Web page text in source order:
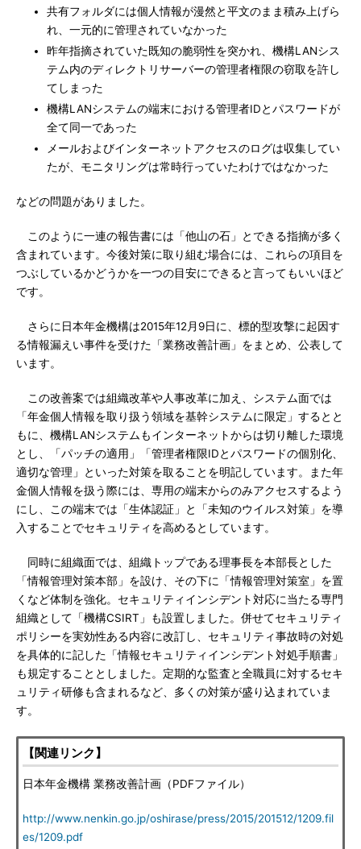
共有フォルダには個人情報が漫然と平文のまま積み上げら
れ、一元的に管理されていなかった
昨年指摘されていた既知の脆弱性を突かれ、機構LANシス
テム内のディレクトリサーバーの管理者権限の窃取を許し
てしまった
機構LANシステムの端末における管理者IDとパスワードが
全て同一であった
メールおよびインターネットアクセスのログは収集してい
たが、モニタリングは常時行っていたわけではなかった
などの問題がありました。
このように一連の報告書には「他山の石」とできる指摘が多く
含まれています。今後対策に取り組む場合には、これらの項目を
つぶしているかどうかを一つの目安にできると言ってもいいほど
です。
さらに日本年金機構は2015年12月9日に、標的型攻撃に起因す
る情報漏えい事件を受けた「業務改善計画」をまとめ、公表して
います。
この改善案では組織改革や人事改革に加え、システム面では
「年金個人情報を取り扱う領域を基幹システムに限定」するとと
もに、機構LANシステムもインターネットからは切り離した環境
とし、「パッチの適用」「管理者権限IDとパスワードの個別化、
適切な管理」といった対策を取ることを明記しています。また年
金個人情報を扱う際には、専用の端末からのみアクセスするよう
にし、この端末では「生体認証」と「未知のウイルス対策」を導
入することでセキュリティを高めるとしています。
同時に組織面では、組織トップである理事長を本部長とした
「情報管理対策本部」を設け、その下に「情報管理対策室」を置
くなど体制を強化。セキュリティインシデント対応に当たる専門
組織として「機構CSIRT」も設置しました。併せてセキュリティ
ポリシーを実効性ある内容に改訂し、セキュリティ事故時の対処
を具体的に記した「情報セキュリティインシデント対処手順書」
も規定することとしました。定期的な監査と全職員に対するセキ
ュリティ研修も含まれるなど、多くの対策が盛り込まれていま
す。
【関連リンク】
日本年金機構 業務改善計画（PDFファイル）
http://www.nenkin.go.jp/oshirase/press/2015/201512/1209.fil
es/1209.pdf